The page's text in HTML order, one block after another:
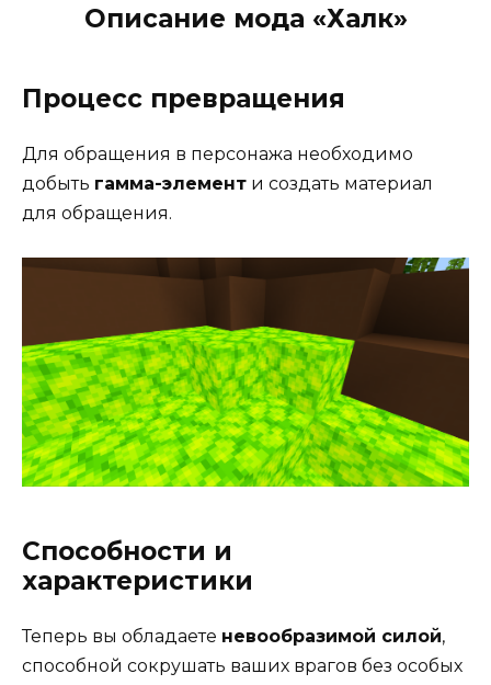
Описание мода «Халк»
Процесс превращения
Для обращения в персонажа необходимо
добыть гамма-элемент и создать материал
для обращения.
Способности и
характеристики
Теперь вы обладаете невообразимой силой,
способной сокрушать ваших врагов без особых